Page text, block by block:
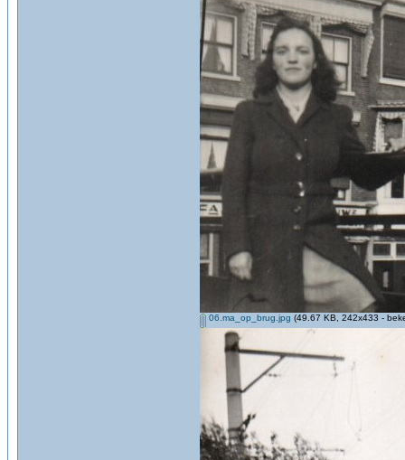
06.ma_op_brug.jpg (49.67 KB, 242x433 -